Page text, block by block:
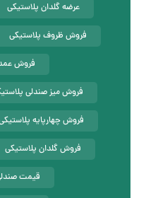
عرضه گلدان پلاستیکی
فروش ظروف پلاستیکی
فروش
فروش میز صندلی
فروش چهارپایه
فروش گلدان پلاستیکی
قیمت